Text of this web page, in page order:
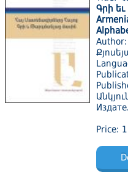
Գրի
Price: